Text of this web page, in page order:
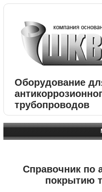
Оборудование
трубопроводов
Справочник по
покрытию